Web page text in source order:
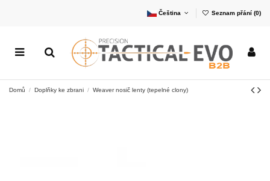
Čeština Seznam přání (0)
Domů Doplňky ke zbrani Weaver nosič lenty (tepelné clony)